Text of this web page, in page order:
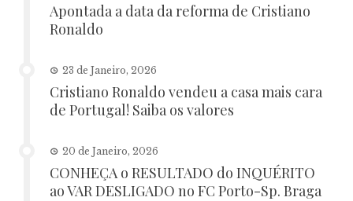
Apontada a data da reforma de Cristiano
Ronaldo
23 de Janeiro, 2026
Cristiano Ronaldo vendeu a casa mais cara
de Portugal! Saiba os valores
20 de Janeiro, 2026
CONHEÇA o RESULTADO do INQUÉRITO
ao VAR DESLIGADO no FC Porto-Sp. Braga